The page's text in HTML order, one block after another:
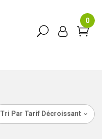
0
Tri Par Tarif Décroissant